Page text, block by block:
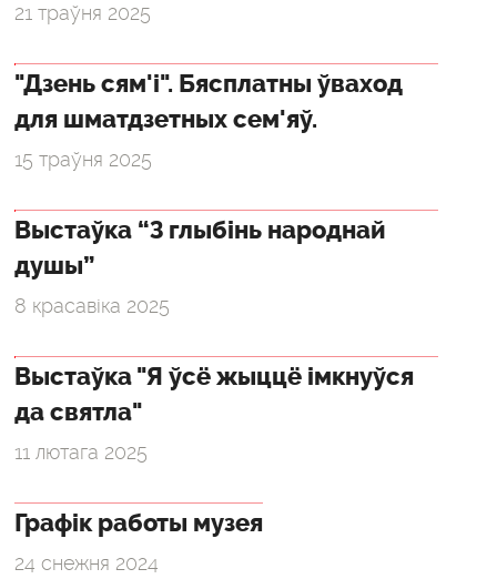
21 траўня 2025
"Дзень сям'і". Бясплатны ўваход
для шматдзетных сем'яў.
15 траўня 2025
Выстаўка “З глыбінь народнай
душы”
8 красавіка 2025
Выстаўка "Я ўсё жыццё імкнуўся
да святла"
11 лютага 2025
Графік работы музея
24 снежня 2024